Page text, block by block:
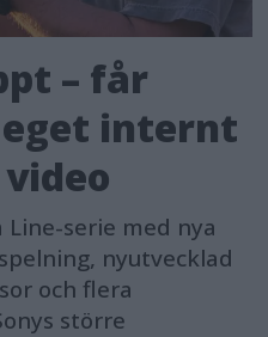
– får
eget internt
Line-serie med nya
nyutvecklad
och flera
större